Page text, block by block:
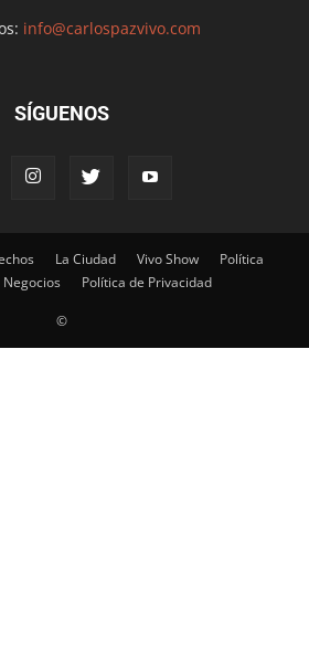
info@carlospazvivo.com
SÍGUENOS
La Ciudad Vivo Show
Política
Negocios Política de Privacidad
©